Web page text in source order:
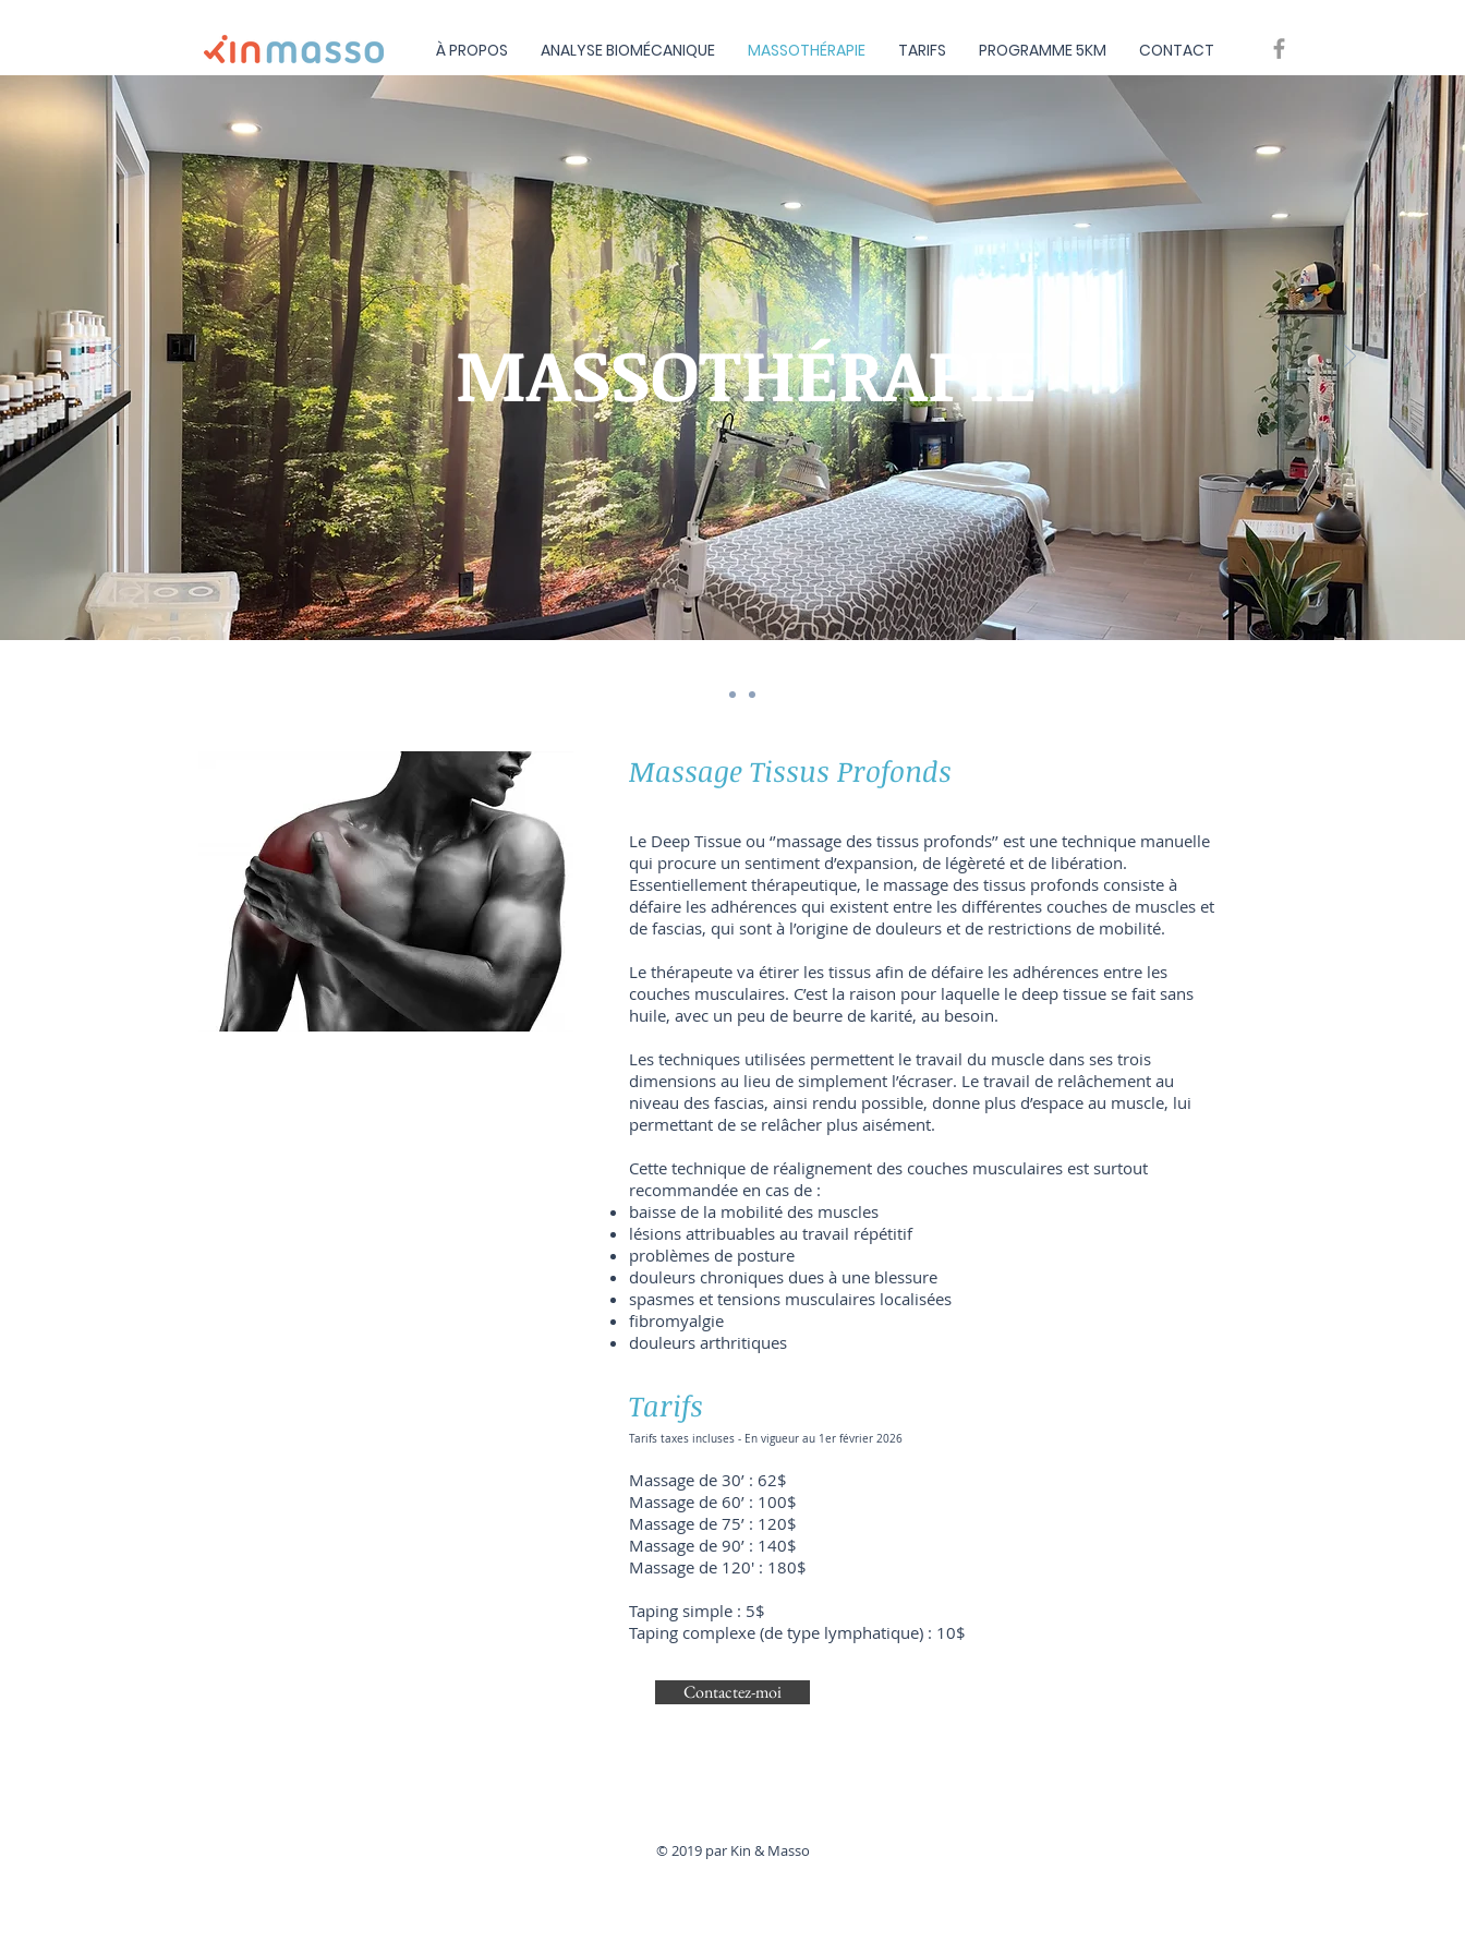
À PROPOS ANALYSE BIOMÉCANIQUE MASSOTHÉRAPIE TARIFS PROGRAMME 5KM CONTACT
MASSOTHÉRAPIE
Massage Tissus Profonds
Le Deep Tissue ou ‘’massage des tissus profonds’’ est une technique manuelle
qui procure un sentiment d’expansion, de légèreté et de libération.
Essentiellement thérapeutique, le massage des tissus profonds consiste à
défaire les adhérences qui existent entre les différentes couches de muscles et
de fascias, qui sont à l’origine de douleurs et de restrictions de mobilité.
Le thérapeute va étirer les tissus afin de défaire les adhérences entre les
couches musculaires. C’est la raison pour laquelle le deep tissue se fait sans
huile, avec un peu de beurre de karité, au besoin.
Les techniques utilisées permettent le travail du muscle dans ses trois
dimensions au lieu de simplement l’écraser. Le travail de relâchement au
niveau des fascias, ainsi rendu possible, donne plus d’espace au muscle, lui
permettant de se relâcher plus aisément.
Cette technique de réalignement des couches musculaires est surtout
recommandée en cas de :
baisse de la mobilité des muscles
lésions attribuables au travail répétitif
problèmes de posture
douleurs chroniques dues à une blessure
spasmes et tensions musculaires localisées
fibromyalgie
douleurs arthritiques
Tarifs
Tarifs taxes incluses - En vigueur au 1er février 2026
Massage de 30’ : 62$
Massage de 60’ : 100$
Massage de 75’ : 120$
Massage de 90’ : 140$
Massage de 120' : 180$
Taping simple : 5$
Taping complexe (de type lymphatique) : 10$
Contactez-moi
© 2019 par Kin & Masso